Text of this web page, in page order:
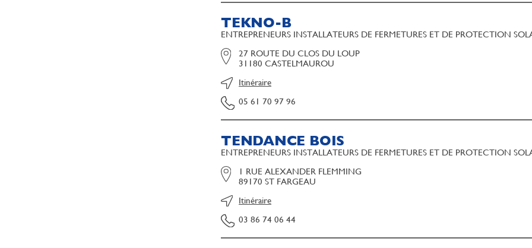
TEKNO-B
ENTREPRENEURS INSTALLATEURS DE FERMETURES ET DE PROTECTION
27 ROUTE DU CLOS DU LOUP
31180 CASTELMAUROU
Itinéraire
05 61 70 97 96
TENDANCE BOIS
ENTREPRENEURS INSTALLATEURS DE FERMETURES ET DE PROTECTION
1 RUE ALEXANDER FLEMMING
89170 ST FARGEAU
Itinéraire
03 86 74 06 44